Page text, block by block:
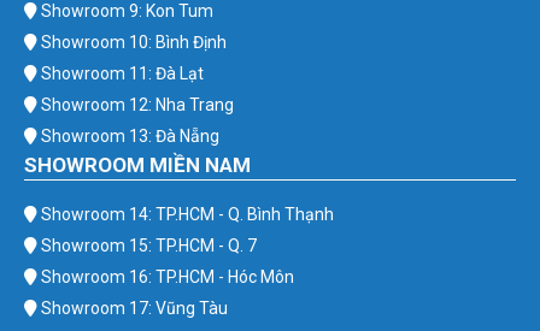
Showroom 9: Kon Tum
Showroom 10: Bình Định
Showroom 11: Đà Lạt
Showroom 12: Nha Trang
Showroom 13: Đà Nẵng
SHOWROOM MIỀN NAM
Showroom 14: TP.HCM - Q. Bình Thạnh
Showroom 15: TP.HCM - Q. 7
Showroom 16: TP.HCM - Hóc Môn
Showroom 17: Vũng Tàu